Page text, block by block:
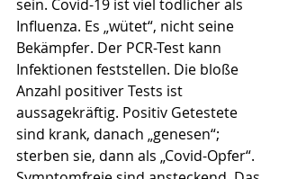
sein. Covid-19 ist viel tödlicher als
Influenza. Es „wütet“, nicht seine
Bekämpfer. Der PCR-Test kann
Infektionen feststellen. Die bloße
Anzahl positiver Tests ist
aussagekräftig. Positiv Getestete
sind krank, danach „genesen“;
sterben sie, dann als „Covid-Opfer“.